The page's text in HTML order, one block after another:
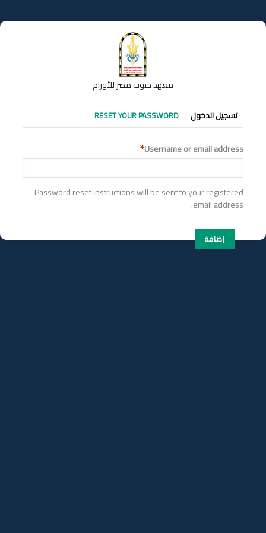
إلى
المحتوى
معهد جنوب مصر للأورام
التبويبات
الأساسية
تسجيل الدخول RESET YOUR PASSWORD
Username or email address
Password reset instructions will be sent to your registered
email address.